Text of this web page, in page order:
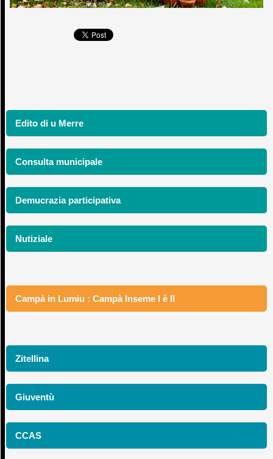
Edito di u Merre
Consulta municipale
Demucrazia participativa
Nutiziale
Campà in Lumiu : Campà Inseme I è II
Zitellina
Giuventù
CCAS